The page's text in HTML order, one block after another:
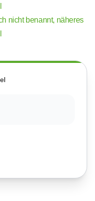
nicht benannt, näheres